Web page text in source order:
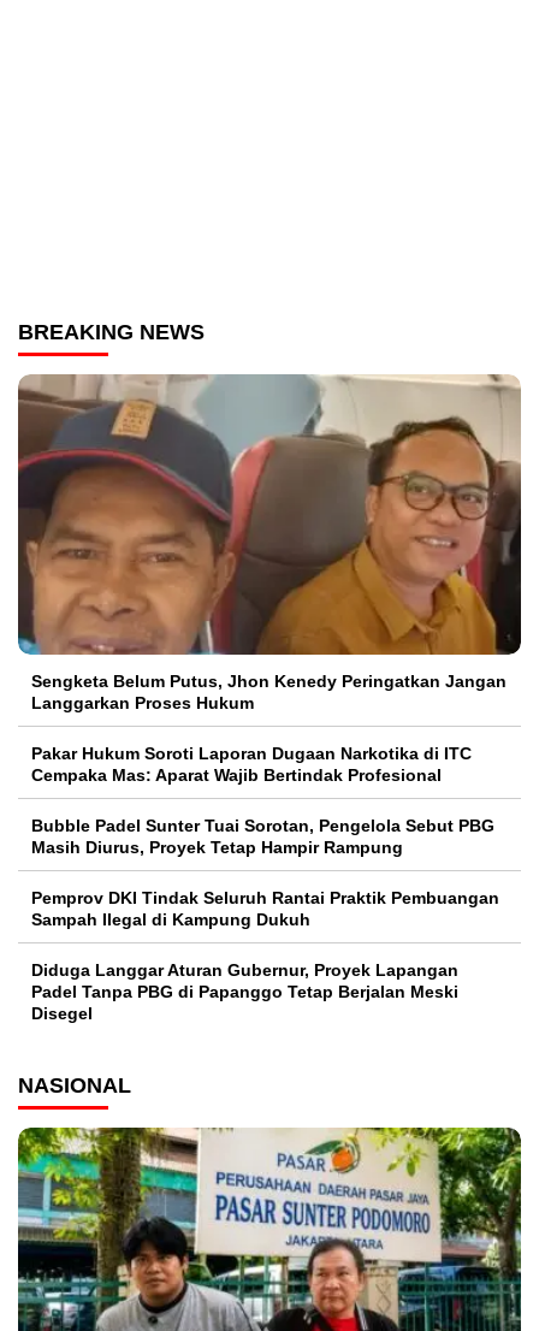
BREAKING NEWS
Sengketa Belum Putus, Jhon Kenedy Peringatkan Jangan
Langgarkan Proses Hukum
Pakar Hukum Soroti Laporan Dugaan Narkotika di ITC
Cempaka Mas: Aparat Wajib Bertindak Profesional
Bubble Padel Sunter Tuai Sorotan, Pengelola Sebut PBG
Masih Diurus, Proyek Tetap Hampir Rampung
Pemprov DKI Tindak Seluruh Rantai Praktik Pembuangan
Sampah Ilegal di Kampung Dukuh
Diduga Langgar Aturan Gubernur, Proyek Lapangan
Padel Tanpa PBG di Papanggo Tetap Berjalan Meski
Disegel
NASIONAL